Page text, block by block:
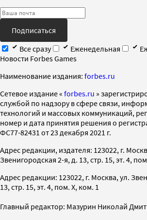
Подписаться
Все сразу
Еженедельная
Новости Forbes Games
Наименование издания: forbes.ru
Cетевое издание « forbes.ru »
службой по надзору в сфере связи,
технологий и массовых коммуникаций,
номер и дата принятия решения о
ФС77-82431 от 23 декабря 2021 г.
Адрес редакции, издателя: 123022, г.
Звенигородская 2-я, д. 13, стр. 15, эт. 4,
Адрес редакции: 123022, г. Москва, ул.
13, стр. 15, эт. 4, пом. X, ком. 1
Главный редактор: Мазурин Николай